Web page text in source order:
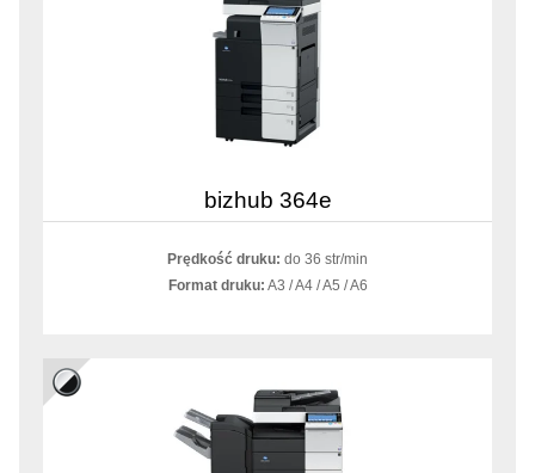
bizhub 364e
Prędkość druku: do 36 str/min
Format druku: A3 / A4 / A5 / A6